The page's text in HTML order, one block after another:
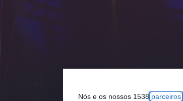
Nós e os nossos 1538parceiros